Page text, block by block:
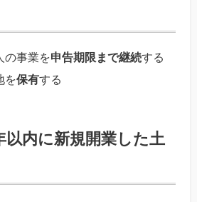
の事業を申告期限まで継続する
を保有する
以内に新規開業した土